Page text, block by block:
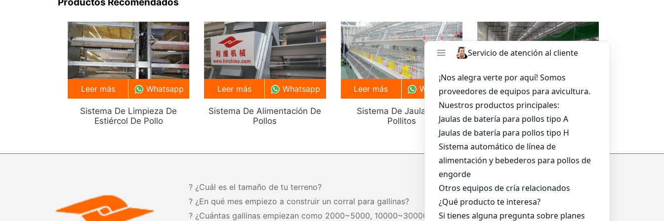
Productos Recomendados
Sistema De Limpieza De
Estiércol De Pollo
Leer más Whatsapp
Sistema De Alimentación De
Pollos
Leer más Whatsapp
Sistema De Jaula Para
Pollitos
Leer más Whatsapp
Sistema De Alimentación De
Bandeja Para Asar
Leer más Whatsapp
? ¿Cuál es el tamaño de tu terreno?
? ¿En qué mes empiezo a construir un corral para gallinas?
? ¿Cuántas gallinas empiezan como 2000~5000, 10000~30000,
*